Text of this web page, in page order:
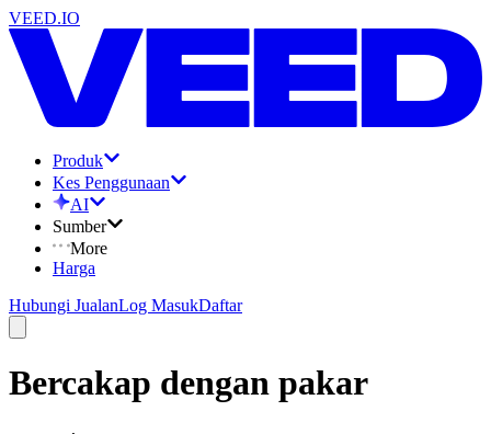
VEED.IO
Produk
Kes Penggunaan
AI
Sumber
More
Harga
Hubungi JualanLog MasukDaftar
Bercakap dengan pakar